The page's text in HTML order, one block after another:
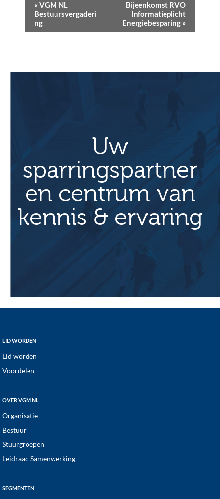
e
m
i
g
a
i
« VGM NL
Bestuursvergaderi
ng
Bijeenkomst RVO
Informatieplicht
Energiebesparing »
Uw
sparringspartner
en centrum van
kennis & ervaring
Footer
LID WORDEN
Lid worden
Voordelen
OVER VGM NL
Organisatie
Bestuur
Stuurgroepen
Leidraad Samenwerking
SEGMENTEN